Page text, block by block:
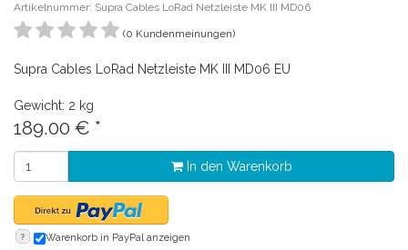
Artikelnummer: Supra Cables LoRad Netzleiste MK III MD06
(0 Kundenmeinungen)
Supra Cables LoRad Netzleiste MK III MD06 EU
Gewicht: 2 kg
189.00 € *
In den Warenkorb
? Warenkorb in PayPal anzeigen